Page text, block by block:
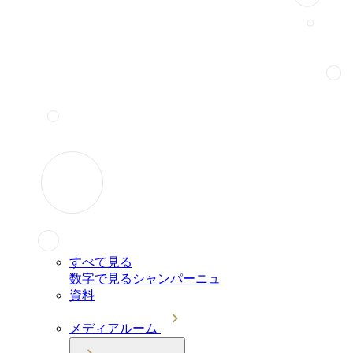
すべて見る
数字で見るシャンパーニュ
資料
メディアルーム